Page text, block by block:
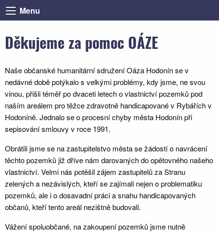
Přejít
obsahu
Menu
Děkujeme za pomoc OÁZE
Naše občanské humanitární sdružení Oáza Hodonín se v
nedávné době potýkalo s velkými problémy, kdy jsme, ne svou
vinou, přišli téměř po dvaceti letech o vlastnictví pozemků pod
naším areálem pro těžce zdravotně handicapované v Rybářích v
Hodoníně. Jednalo se o procesní chyby města Hodonín při
sepisování smlouvy v roce 1991.
Obrátili jsme se na zastupitelstvo města se žádostí o navrácení
těchto pozemků již dříve nám darovaných do opětovného našeho
vlastnictví. Velmi nás potěšil zájem zastupitelů za Stranu
zelených a nezávislých, kteří se zajímali nejen o problematiku
pozemků, ale i o dosavadní práci a snahu handicapovaných
občanů, kteří tento areál nezištně budovali.
Vážení spoluobčané, na zakoupení pozemků jsme nutně